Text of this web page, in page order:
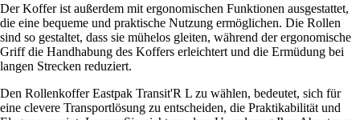
Der Koffer ist außerdem mit ergonomischen Funktionen ausgestattet,
die eine bequeme und praktische Nutzung ermöglichen. Die Rollen
sind so gestaltet, dass sie mühelos gleiten, während der ergonomische
Griff die Handhabung des Koffers erleichtert und die Ermüdung bei
langen Strecken reduziert.
Den Rollenkoffer Eastpak Transit'R L zu wählen, bedeutet, sich für
eine clevere Transportlösung zu entscheiden, die Praktikabilität und